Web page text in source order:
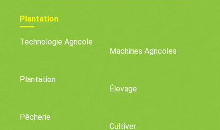
Plantation
Technologie Agricole
Machines Agricoles
Plantation
Élevage
Pêcherie
Cultiver